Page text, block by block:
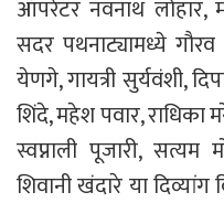
ऑपरेटर नवनाथ लोहार,
सदर पथनाट्यामध्ये गौरव
येणगे, गायत्री सुर्यवंशी,
शिंदे, महेश पवार, राधिका
स्वप्नाली पूजारी,
शिवानी खंदारे या दिव्यांग